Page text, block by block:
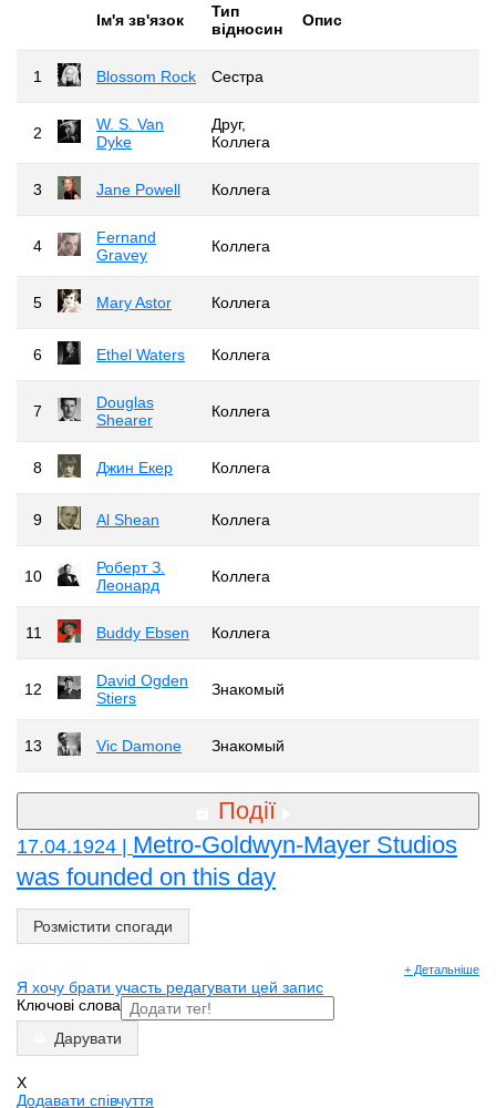
Iм'я зв'язок
Тип
відносин
Опис
1 Blossom Rock Сестра
2
W. S. Van
Dyke
Друг,
Коллега
3 Jane Powell Коллега
4
Fernand
Gravey
Коллега
5 Mary Astor Коллега
6 Ethel Waters Коллега
7
Douglas
Shearer
Коллега
8 Джин Екер Коллега
9 Al Shean Коллега
10
Роберт З.
Леонард
Коллега
11 Buddy Ebsen Коллега
12
David Ogden
Stiers
Знакомый
13 Vic Damone Знакомый
Події
17.04.1924 | Metro-Goldwyn-Mayer Studios
was founded on this day
Розмістити спогади
+ Детальніше
Я хочу брати участь редагувати цей запис
Ключові слова
Дарувати
X
Додавати співчуття